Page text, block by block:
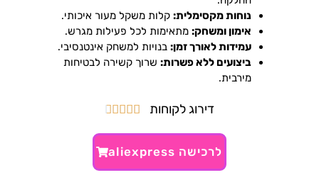
נוחות מקסימלית: קלות משקל מעור איכותי.
אימון ומשחק: מתאימות לכל פעילות מגרש.
עמידות לאורך זמן: בנויות למשחק אינטנסיבי.
ביצועים ללא פשרות: שרוך קשירה לבטיחות
מירבית.
דירוג לקוחות 




לרכישה aliexpress